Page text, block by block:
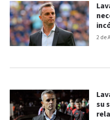
2 de
su